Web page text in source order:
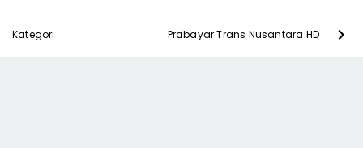
Kategori Prabayar Trans Nusantara HD